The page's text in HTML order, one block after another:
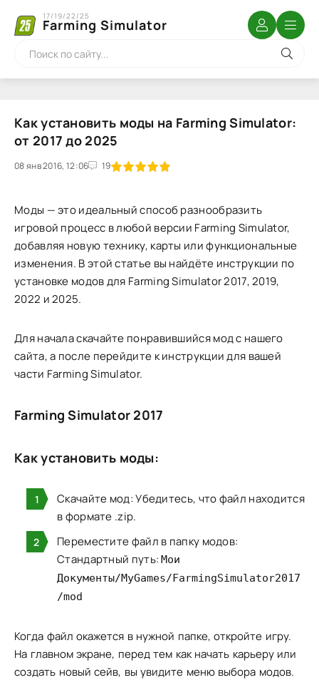
Farming Simulator
17/19/22/25
Как установить моды на Farming Simulator:
от 2017 до 2025
08 янв 2016, 12:06 19
1 2 3 4 5
Моды — это идеальный способ разнообразить
игровой процесс в любой версии Farming Simulator,
добавляя новую технику, карты или функциональные
изменения. В этой статье вы найдёте инструкции по
установке модов для Farming Simulator 2017, 2019,
2022 и 2025.
Для начала скачайте понравившийся мод с нашего
сайта, а после перейдите к инструкции для вашей
части Farming Simulator.
Farming Simulator 2017
Как установить моды:
Скачайте мод: Убедитесь, что файл находится
в формате .zip.
Переместите файл в папку модов:
Стандартный путь:Мои
Документы/MyGames/FarmingSimulator2017
/mod
Когда файл окажется в нужной папке, откройте игру.
На главном экране, перед тем как начать карьеру или
создать новый сейв, вы увидите меню выбора модов.